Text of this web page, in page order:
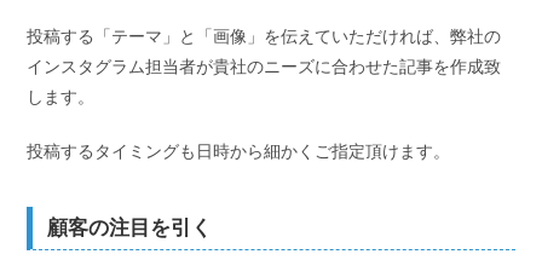
投稿する「テーマ」と「画像」を伝えていただければ、弊社の
インスタグラム担当者が貴社のニーズに合わせた記事を作成致
します。
投稿するタイミングも日時から細かくご指定頂けます。
顧客の注目を引く